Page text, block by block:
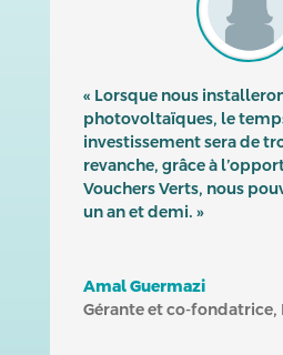
« Lorsque nous
photovoltaïques, le
investissement sera de
revanche, grâce à
Vouchers Verts, nous
un an et demi. »
Amal Guermazi
Gérante et co-fondatrice,